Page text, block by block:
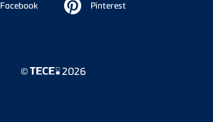
Facebook Pinterest
© 2026